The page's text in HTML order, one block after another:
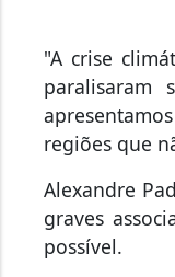
"A crise
paralisaram
regiões que
Alexandre
graves
possível.